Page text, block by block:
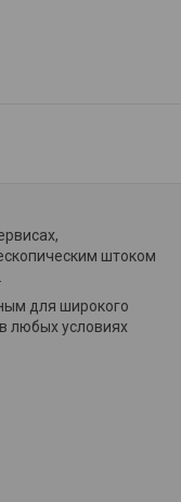
штоком
для широкого
любых условиях